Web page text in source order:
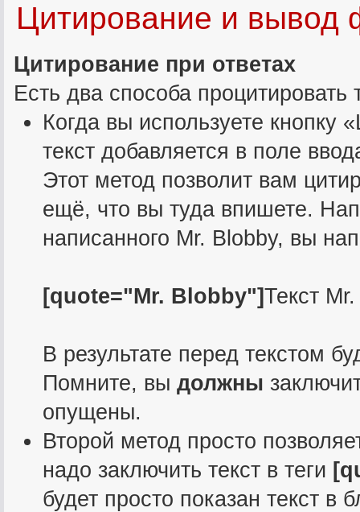
Цитирование и вывод
Цитирование при ответах
Есть два способа процитировать
Когда вы используете кнопку
текст добавляется в поле
Этот метод позволит вам
ещё, что вы туда впишете.
написанного Mr. Blobby, вы
[quote="Mr. Blobby"]Текст
В результате перед текстом
Помните, вы должны
опущены.
Второй метод просто
надо заключить текст в теги
будет просто показан текст в